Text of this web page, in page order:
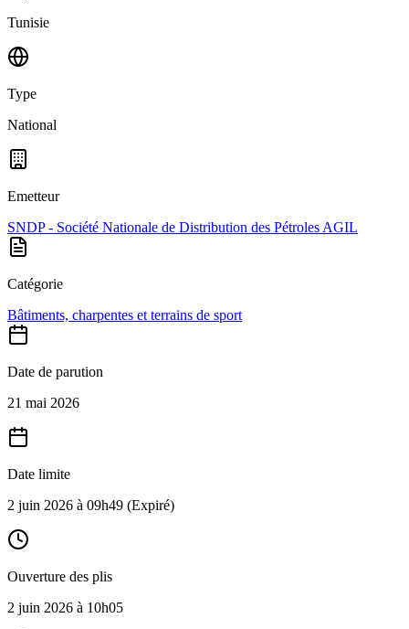
Tunisie
Type
National
Emetteur
SNDP - Société Nationale de Distribution des Pétroles AGIL
Catégorie
Bâtiments, charpentes et terrains de sport
Date de parution
21 mai 2026
Date limite
2 juin 2026 à 09h49 (Expiré)
Ouverture des plis
2 juin 2026 à 10h05